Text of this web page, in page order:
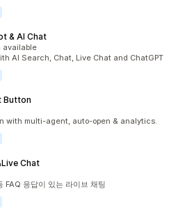
& AI Chat
available
AI Search, Chat, Live Chat and ChatGPT
Button
with multi-agent, auto-open & analytics.
Chat
FAQ 응답이 있는 라이브 채팅